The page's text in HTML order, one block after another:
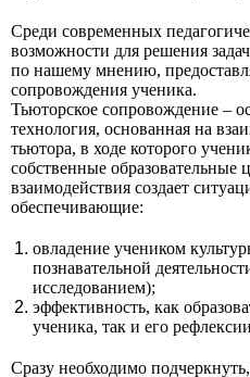
Среди современных
возможности для решения
по нашему мнению,
сопровождения ученика.
Тьюторское сопровождение –
технология, основанная на
тьютора, в ходе которого
собственные образовательные
взаимодействия создает
обеспечивающие:
овладение учеником
познавательной
исследованием);
эффективность, как
ученика, так и его
Сразу необходимо